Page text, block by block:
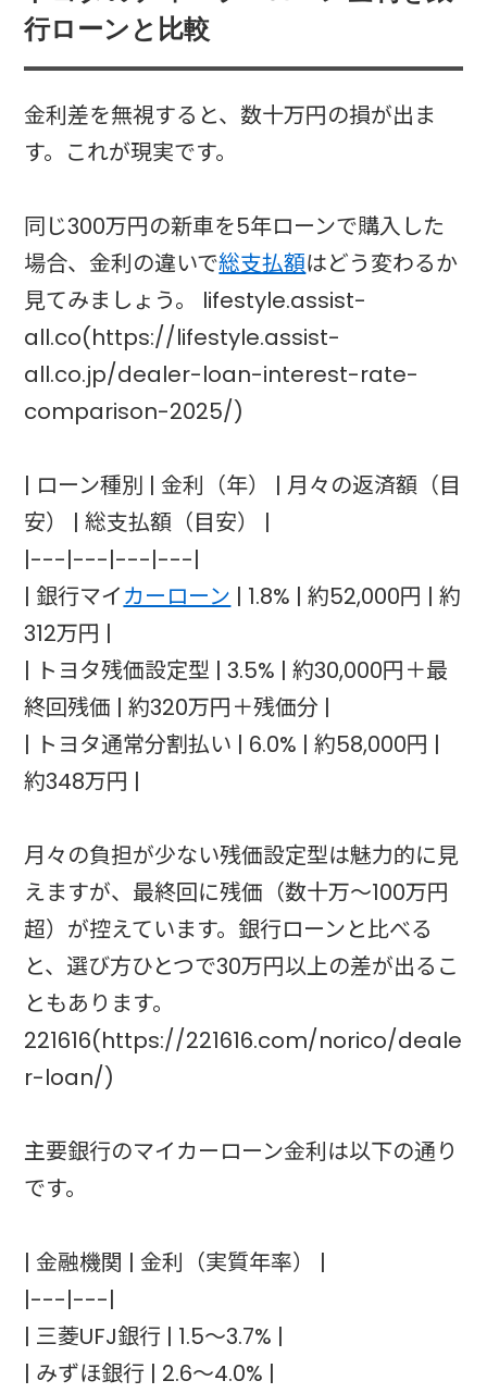
行ローンと比較
金利差を無視すると、数十万円の損が出ま
す。これが現実です。
同じ300万円の新車を5年ローンで購入した
場合、金利の違いで総支払額はどう変わるか
見てみましょう。 lifestyle.assist-
all.co(https://lifestyle.assist-
all.co.jp/dealer-loan-interest-rate-
comparison-2025/)
| ローン種別 | 金利（年） | 月々の返済額（目
安） | 総支払額（目安） |
|---|---|---|---|
| 銀行マイカーローン | 1.8% | 約52,000円 | 約
312万円 |
| トヨタ残価設定型 | 3.5% | 約30,000円＋最
終回残価 | 約320万円＋残価分 |
| トヨタ通常分割払い | 6.0% | 約58,000円 |
約348万円 |
月々の負担が少ない残価設定型は魅力的に見
えますが、最終回に残価（数十万〜100万円
超）が控えています。銀行ローンと比べる
と、選び方ひとつで30万円以上の差が出るこ
ともあります。
221616(https://221616.com/norico/deale
r-loan/)
主要銀行のマイカーローン金利は以下の通り
です。
| 金融機関 | 金利（実質年率） |
|---|---|
| 三菱UFJ銀行 | 1.5〜3.7% |
| みずほ銀行 | 2.6〜4.0% |